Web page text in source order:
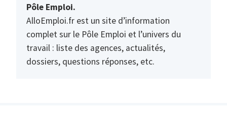
Pôle Emploi.
AlloEmploi.fr est un site d’information
complet sur le Pôle Emploi et l’univers du
travail : liste des agences, actualités,
dossiers, questions réponses, etc.